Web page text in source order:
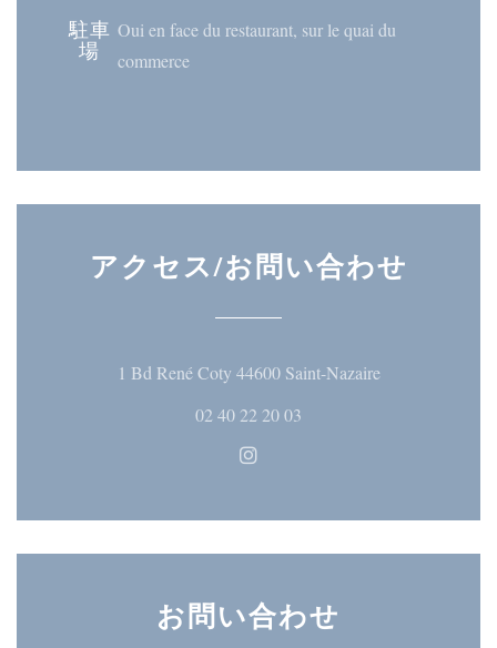
駐車
場
Oui en face du restaurant, sur le quai du
commerce
アクセス/お問い合わせ
1 Bd René Coty 44600 Saint-Nazaire((新しいウィ
02 40 22 20 03
Instagram ((新しいウィンド
お問い合わせ